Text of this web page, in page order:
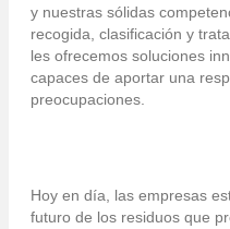
y nuestras sólidas
recogida, clasificación y
les ofrecemos soluciones
capaces de aportar una
preocupaciones.
Hoy en día, las empresas
futuro de los residuos que